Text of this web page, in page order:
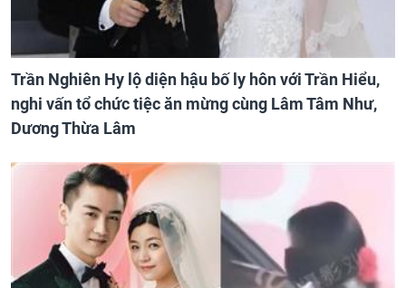
Trần Nghiên Hy lộ diện hậu bố ly hôn với Trần Hiểu,
nghi vấn tổ chức tiệc ăn mừng cùng Lâm Tâm Như,
Dương Thừa Lâm